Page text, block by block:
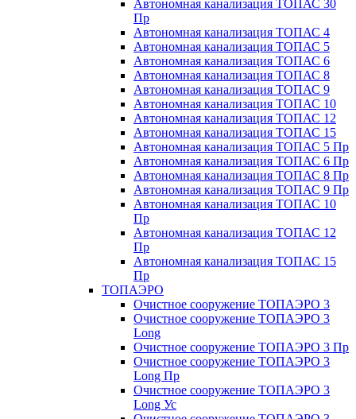
Автономная канализация ТОПАС 30
Пр
Автономная канализация ТОПАС 4
Автономная канализация ТОПАС 5
Автономная канализация ТОПАС 6
Автономная канализация ТОПАС 8
Автономная канализация ТОПАС 9
Автономная канализация ТОПАС 10
Автономная канализация ТОПАС 12
Автономная канализация ТОПАС 15
Автономная канализация ТОПАС 5 Пр
Автономная канализация ТОПАС 6 Пр
Автономная канализация ТОПАС 8 Пр
Автономная канализация ТОПАС 9 Пр
Автономная канализация ТОПАС 10
Пр
Автономная канализация ТОПАС 12
Пр
Автономная канализация ТОПАС 15
Пр
ТОПАЭРО
Очистное сооружение ТОПАЭРО 3
Очистное сооружение ТОПАЭРО 3
Long
Очистное сооружение ТОПАЭРО 3 Пр
Очистное сооружение ТОПАЭРО 3
Long Пр
Очистное сооружение ТОПАЭРО 3
Long Ус